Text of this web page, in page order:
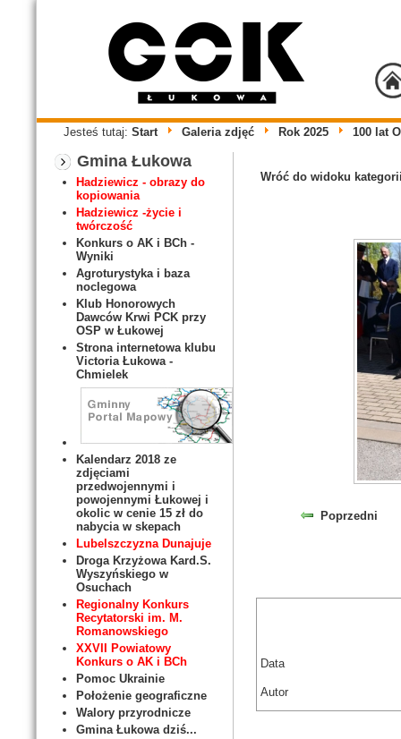
Jesteś tutaj: Start Galeria zdjęć Rok 2025 100 lat
Gmina Łukowa
Hadziewicz - obrazy do
kopiowania
Hadziewicz -życie i
twórczość
Konkurs o AK i BCh -
Wyniki
Agroturystyka i baza
noclegowa
Klub Honorowych
Dawców Krwi PCK przy
OSP w Łukowej
Strona internetowa klubu
Victoria Łukowa -
Chmielek
Kalendarz 2018 ze
zdjęciami
przedwojennymi i
powojennymi Łukowej i
okolic w cenie 15 zł do
nabycia w skepach
Lubelszczyzna Dunajuje
Droga Krzyżowa Kard.S.
Wyszyńskiego w
Osuchach
Regionalny Konkurs
Recytatorski im. M.
Romanowskiego
XXVII Powiatowy
Konkurs o AK i BCh
Pomoc Ukrainie
Położenie geograficzne
Walory przyrodnicze
Gmina Łukowa dziś...
Wróć do widoku
Poprzedni
Data
Autor